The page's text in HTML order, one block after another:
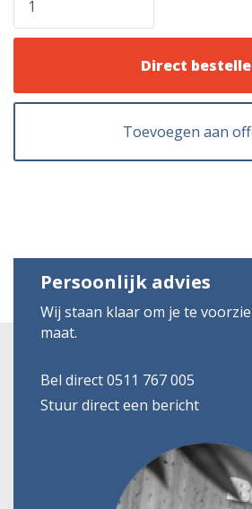
Direct
Toevoegen aan
Persoonlijk advies
Wij staan klaar om je te
maat.
Bel direct 0511 767 005
Stuur direct een bericht